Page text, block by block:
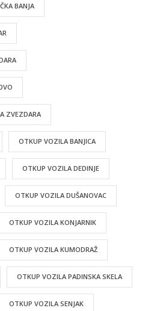
BANJA
ZVEZDARA
OTKUP VOZILA BANJICA
OTKUP VOZILA DEDINJE
OTKUP VOZILA DUŠANOVAC
OTKUP VOZILA KONJARNIK
OTKUP VOZILA KUMODRAŽ
OTKUP VOZILA PADINSKA SKELA
OTKUP VOZILA SENJAK